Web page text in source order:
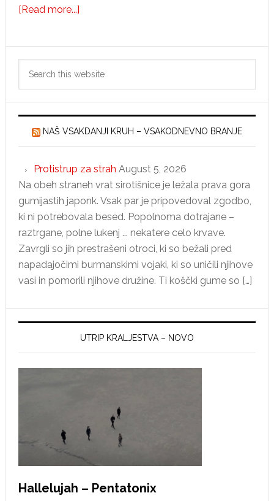
[Read more...]about
Primary
Sidebar
NAŠ VSAKDANJI KRUH – VSAKODNEVNO BRANJE
Protistrup za strah August 5, 2026
Na obeh straneh vrat sirotišnice je ležala prava gora
gumijastih japonk. Vsak par je pripovedoval zgodbo,
ki ni potrebovala besed. Popolnoma dotrajane –
raztrgane, polne lukenj ... nekatere celo krvave.
Zavrgli so jih prestrašeni otroci, ki so bežali pred
napadajočimi burmanskimi vojaki, ki so uničili njihove
vasi in pomorili njihove družine. Ti koščki gume so […]
UTRIP KRALJESTVA – NOVO
Hallelujah – Pentatonix